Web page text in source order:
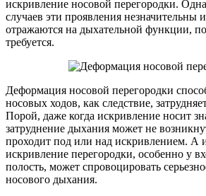
искривление носовой перегородки.
случаев эти проявления незначительны
отражаются на дыхательной функции,
требуется.
Деформация носовой перегородки
носовых ходов, как следствие,
Порой, даже когда искривление носит
затруднение дыхания может не
проходит под или над искривлением. А
искривление перегородки, особенно у
полость, может спровоцировать
носового дыхания.